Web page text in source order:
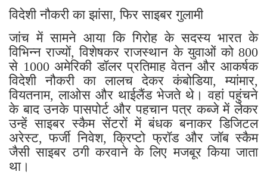
विदेशी नौकरी का झांसा, फिर साइबर गुलामी
जांच में सामने आया कि गिरोह के सदस्य भारत के
विभिन्न राज्यों, विशेषकर राजस्थान के युवाओं को 800
से 1000 अमेरिकी डॉलर प्रतिमाह वेतन और आकर्षक
विदेशी नौकरी का लालच देकर कंबोडिया, म्यांमार,
वियतनाम, लाओस और थाईलैंड भेजते थे। वहां पहुंचने
के बाद उनके पासपोर्ट और पहचान पत्र कब्जे में लेकर
उन्हें साइबर स्कैम सेंटरों में बंधक बनाकर डिजिटल
अरेस्ट, फर्जी निवेश, क्रिप्टो फ्रॉड और जॉब स्कैम
जैसी साइबर ठगी करवाने के लिए मजबूर किया जाता
था।